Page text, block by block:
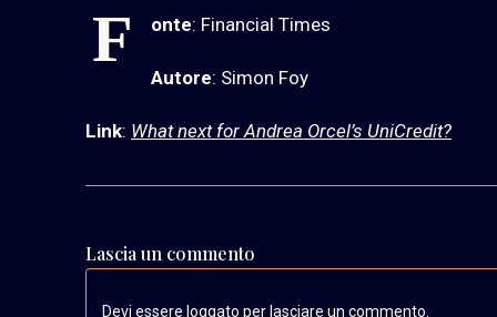
F onte: Financial Times
Autore: Simon Foy
Link: What next for Andrea Orcel’s UniCredit?
Lascia un commento
Devi essere loggato per lasciare un commento.